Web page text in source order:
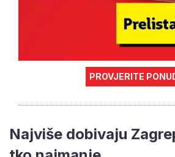
PROVJERITE
Najviše dobivaju